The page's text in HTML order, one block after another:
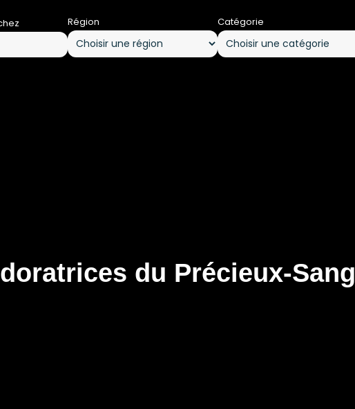
Région Catégorie
du Précieux-Sang